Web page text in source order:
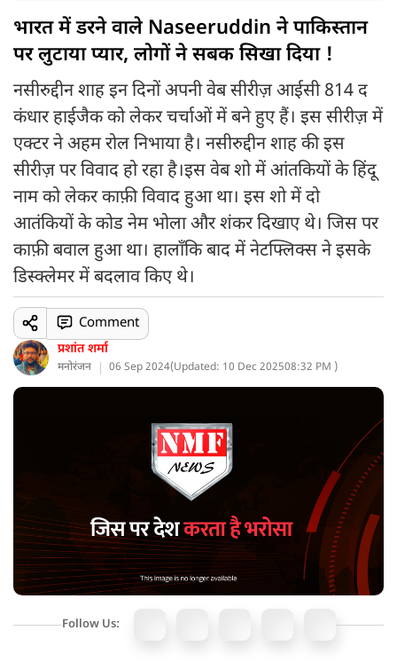
भारत में डरने वाले Naseeruddin ने पाकिस्तान
पर लुटाया प्यार, लोगों ने सबक सिखा दिया !
नसीरुद्दीन शाह इन दिनों अपनी वेब सीरीज़ आईसी 814 द
कंधार हाईजैक को लेकर चर्चाओं में बने हुए हैं। इस सीरीज़ में
एक्टर ने अहम रोल निभाया है। नसीरुद्दीन शाह की इस
सीरीज़ पर विवाद हो रहा है।इस वेब शो में आंतकियों के हिंदू
नाम को लेकर काफ़ी विवाद हुआ था। इस शो में दो
आतंकियों के कोड नेम भोला और शंकर दिखाए थे। जिस पर
काफ़ी बवाल हुआ था। हालाँकि बाद में नेटफ्लिक्स ने इसके
डिस्क्लेमर में बदलाव किए थे।
प्रशांत शर्मा
मनोरंजन 06 Sep 2024(Updated: 10 Dec 202508:32 PM )
Comment
Follow Us: